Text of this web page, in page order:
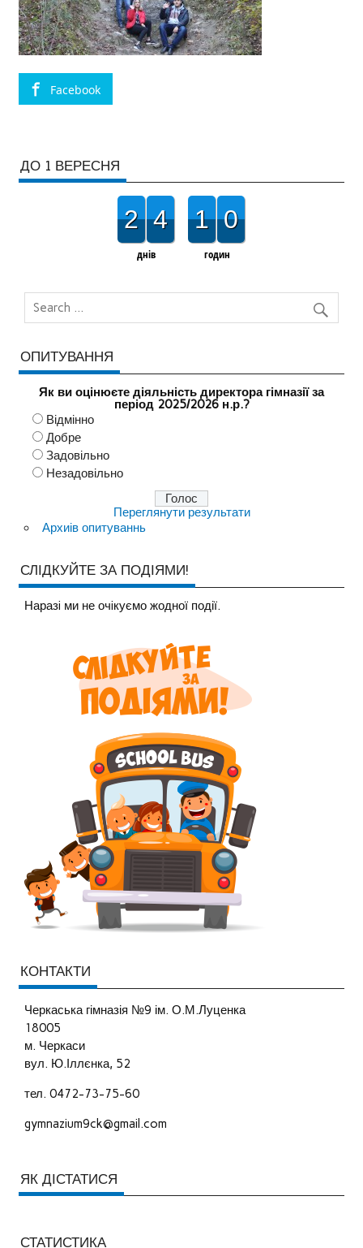
Facebook
ДО 1 ВЕРЕСНЯ
2 4
днів
1 0
годин
ОПИТУВАННЯ
Як ви оцінюєте діяльність директора гімназії за
період 2025/2026 н.р.?
Відмінно
Добре
Задовільно
Незадовільно
Переглянути результати
Архиів опитуваннь
СЛІДКУЙТЕ ЗА ПОДІЯМИ!
Наразi ми не очiкуємо жодної події.
КОНТАКТИ
Черкаська гімназія №9 ім. О.М.Луценка
18005
м. Черкаси
вул. Ю.Іллєнка, 52
тел. 0472-73-75-60
gymnazium9ck@gmail.com
ЯК ДІСТАТИСЯ
СТАТИСТИКА